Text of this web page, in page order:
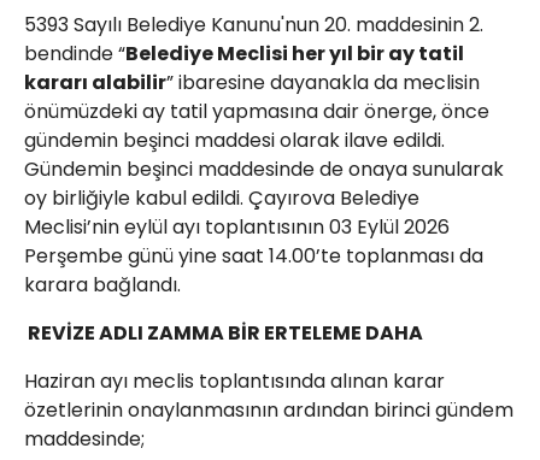
5393 Sayılı Belediye Kanunu'nun 20. maddesinin 2.
bendinde “Belediye Meclisi her yıl bir ay tatil
kararı alabilir” ibaresine dayanakla da meclisin
önümüzdeki ay tatil yapmasına dair önerge, önce
gündemin beşinci maddesi olarak ilave edildi.
Gündemin beşinci maddesinde de onaya sunularak
oy birliğiyle kabul edildi. Çayırova Belediye
Meclisi’nin eylül ayı toplantısının 03 Eylül 2026
Perşembe günü yine saat 14.00’te toplanması da
karara bağlandı.
REVİZE ADLI ZAMMA BİR ERTELEME DAHA
Haziran ayı meclis toplantısında alınan karar
özetlerinin onaylanmasının ardından birinci gündem
maddesinde;